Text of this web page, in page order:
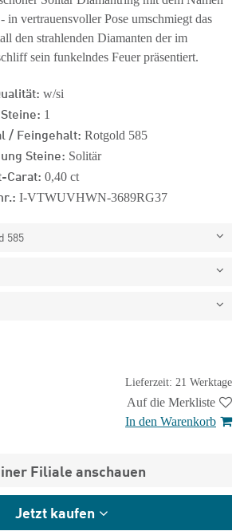
in vertrauensvoller Pose umschmiegt das
den strahlenden Diamanten der im
sein funkelndes Feuer präsentiert.
w/si
1
/ Feingehalt: Rotgold 585
Steine: Solitär
Carat: 0,40 ct
I-VTWUVHWN-3689RG37
585
Lieferzeit: 21 Werktage
Auf die Merkliste
In den Warenkorb
Filiale anschauen
Jetzt kaufen